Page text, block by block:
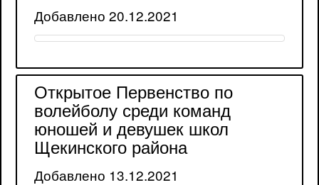
Добавлено 20.12.2021
Открытое Первенство по
волейболу среди команд
юношей и девушек школ
Щекинского района
Добавлено 13.12.2021